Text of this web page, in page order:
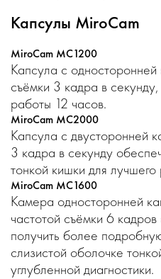
Капсулы MiroCam
MiroCam MC1200
Капсула с
съёмки 3 кадра в
работы 12 часов.
MiroCam MC2000
Капсула с двусторонней
3 кадра в секунду
тонкой кишки для лучшего
MiroCam MC1600
Камера односторонней
частотой съёмки 6
получить более
слизистой оболочке
углубленной диагностики.